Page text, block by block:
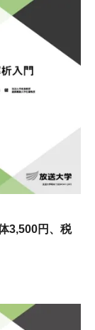
3,500円、税